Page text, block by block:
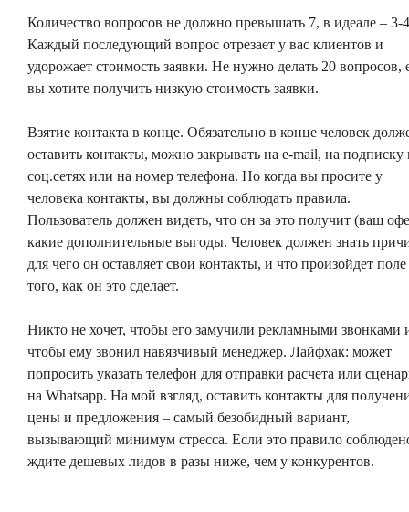
Количество вопросов не должно превышать 7, в идеале – 3-
Каждый последующий вопрос отрезает у вас клиентов и
удорожает стоимость заявки. Не нужно делать 20 вопросов,
вы хотите получить низкую стоимость заявки.
Взятие контакта в конце. Обязательно в конце человек
оставить контакты, можно закрывать на e-mail, на подписку
соц.сетях или на номер телефона. Но когда вы просите у
человека контакты, вы должны соблюдать правила.
Пользователь должен видеть, что он за это получит (ваш
какие дополнительные выгоды. Человек должен знать
для чего он оставляет свои контакты, и что произойдет поле
того, как он это сделает.
Никто не хочет, чтобы его замучили рекламными звонками
чтобы ему звонил навязчивый менеджер. Лайфхак: может
попросить указать телефон для отправки расчета или
на Whatsapp. На мой взгляд, оставить контакты для
цены и предложения – самый безобидный вариант,
вызывающий минимум стресса. Если это правило
ждите дешевых лидов в разы ниже, чем у конкурентов.